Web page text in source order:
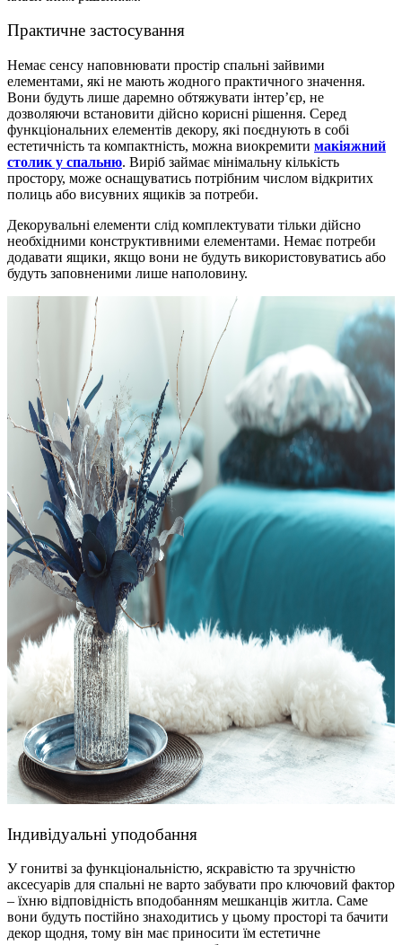
Практичне застосування
Немає сенсу наповнювати простір спальні зайвими
елементами, які не мають жодного практичного значення.
Вони будуть лише даремно обтяжувати інтер’єр, не
дозволяючи встановити дійсно корисні рішення. Серед
функціональних елементів декору, які поєднують в собі
естетичність та компактність, можна виокремити макіяжний
столик у спальню. Виріб займає мінімальну кількість
простору, може оснащуватись потрібним числом відкритих
полиць або висувних ящиків за потреби.
Декорувальні елементи слід комплектувати тільки дійсно
необхідними конструктивними елементами. Немає потреби
додавати ящики, якщо вони не будуть використовуватись або
будуть заповненими лише наполовину.
Індивідуальні уподобання
У гонитві за функціональністю, яскравістю та зручністю
аксесуарів для спальні не варто забувати про ключовий фактор
– їхню відповідність вподобанням мешканців житла. Саме
вони будуть постійно знаходитись у цьому просторі та бачити
декор щодня, тому він має приносити їм естетичне